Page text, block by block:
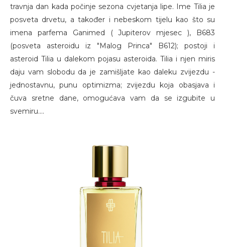
travnja dan kada počinje sezona cvjetanja lipe. Ime Tilia je
posveta drvetu, a također i nebeskom tijelu kao što su
imena parfema Ganimed ( Jupiterov mjesec ), B683
(posveta asteroidu iz "Malog Princa" B612); postoji i
asteroid Tilia u dalekom pojasu asteroida. Tilia i njen miris
daju vam slobodu da je zamišljate kao daleku zvijezdu -
jednostavnu, punu optimizma; zvijezdu koja obasjava i
čuva sretne dane, omogućava vam da se izgubite u
svemiru....